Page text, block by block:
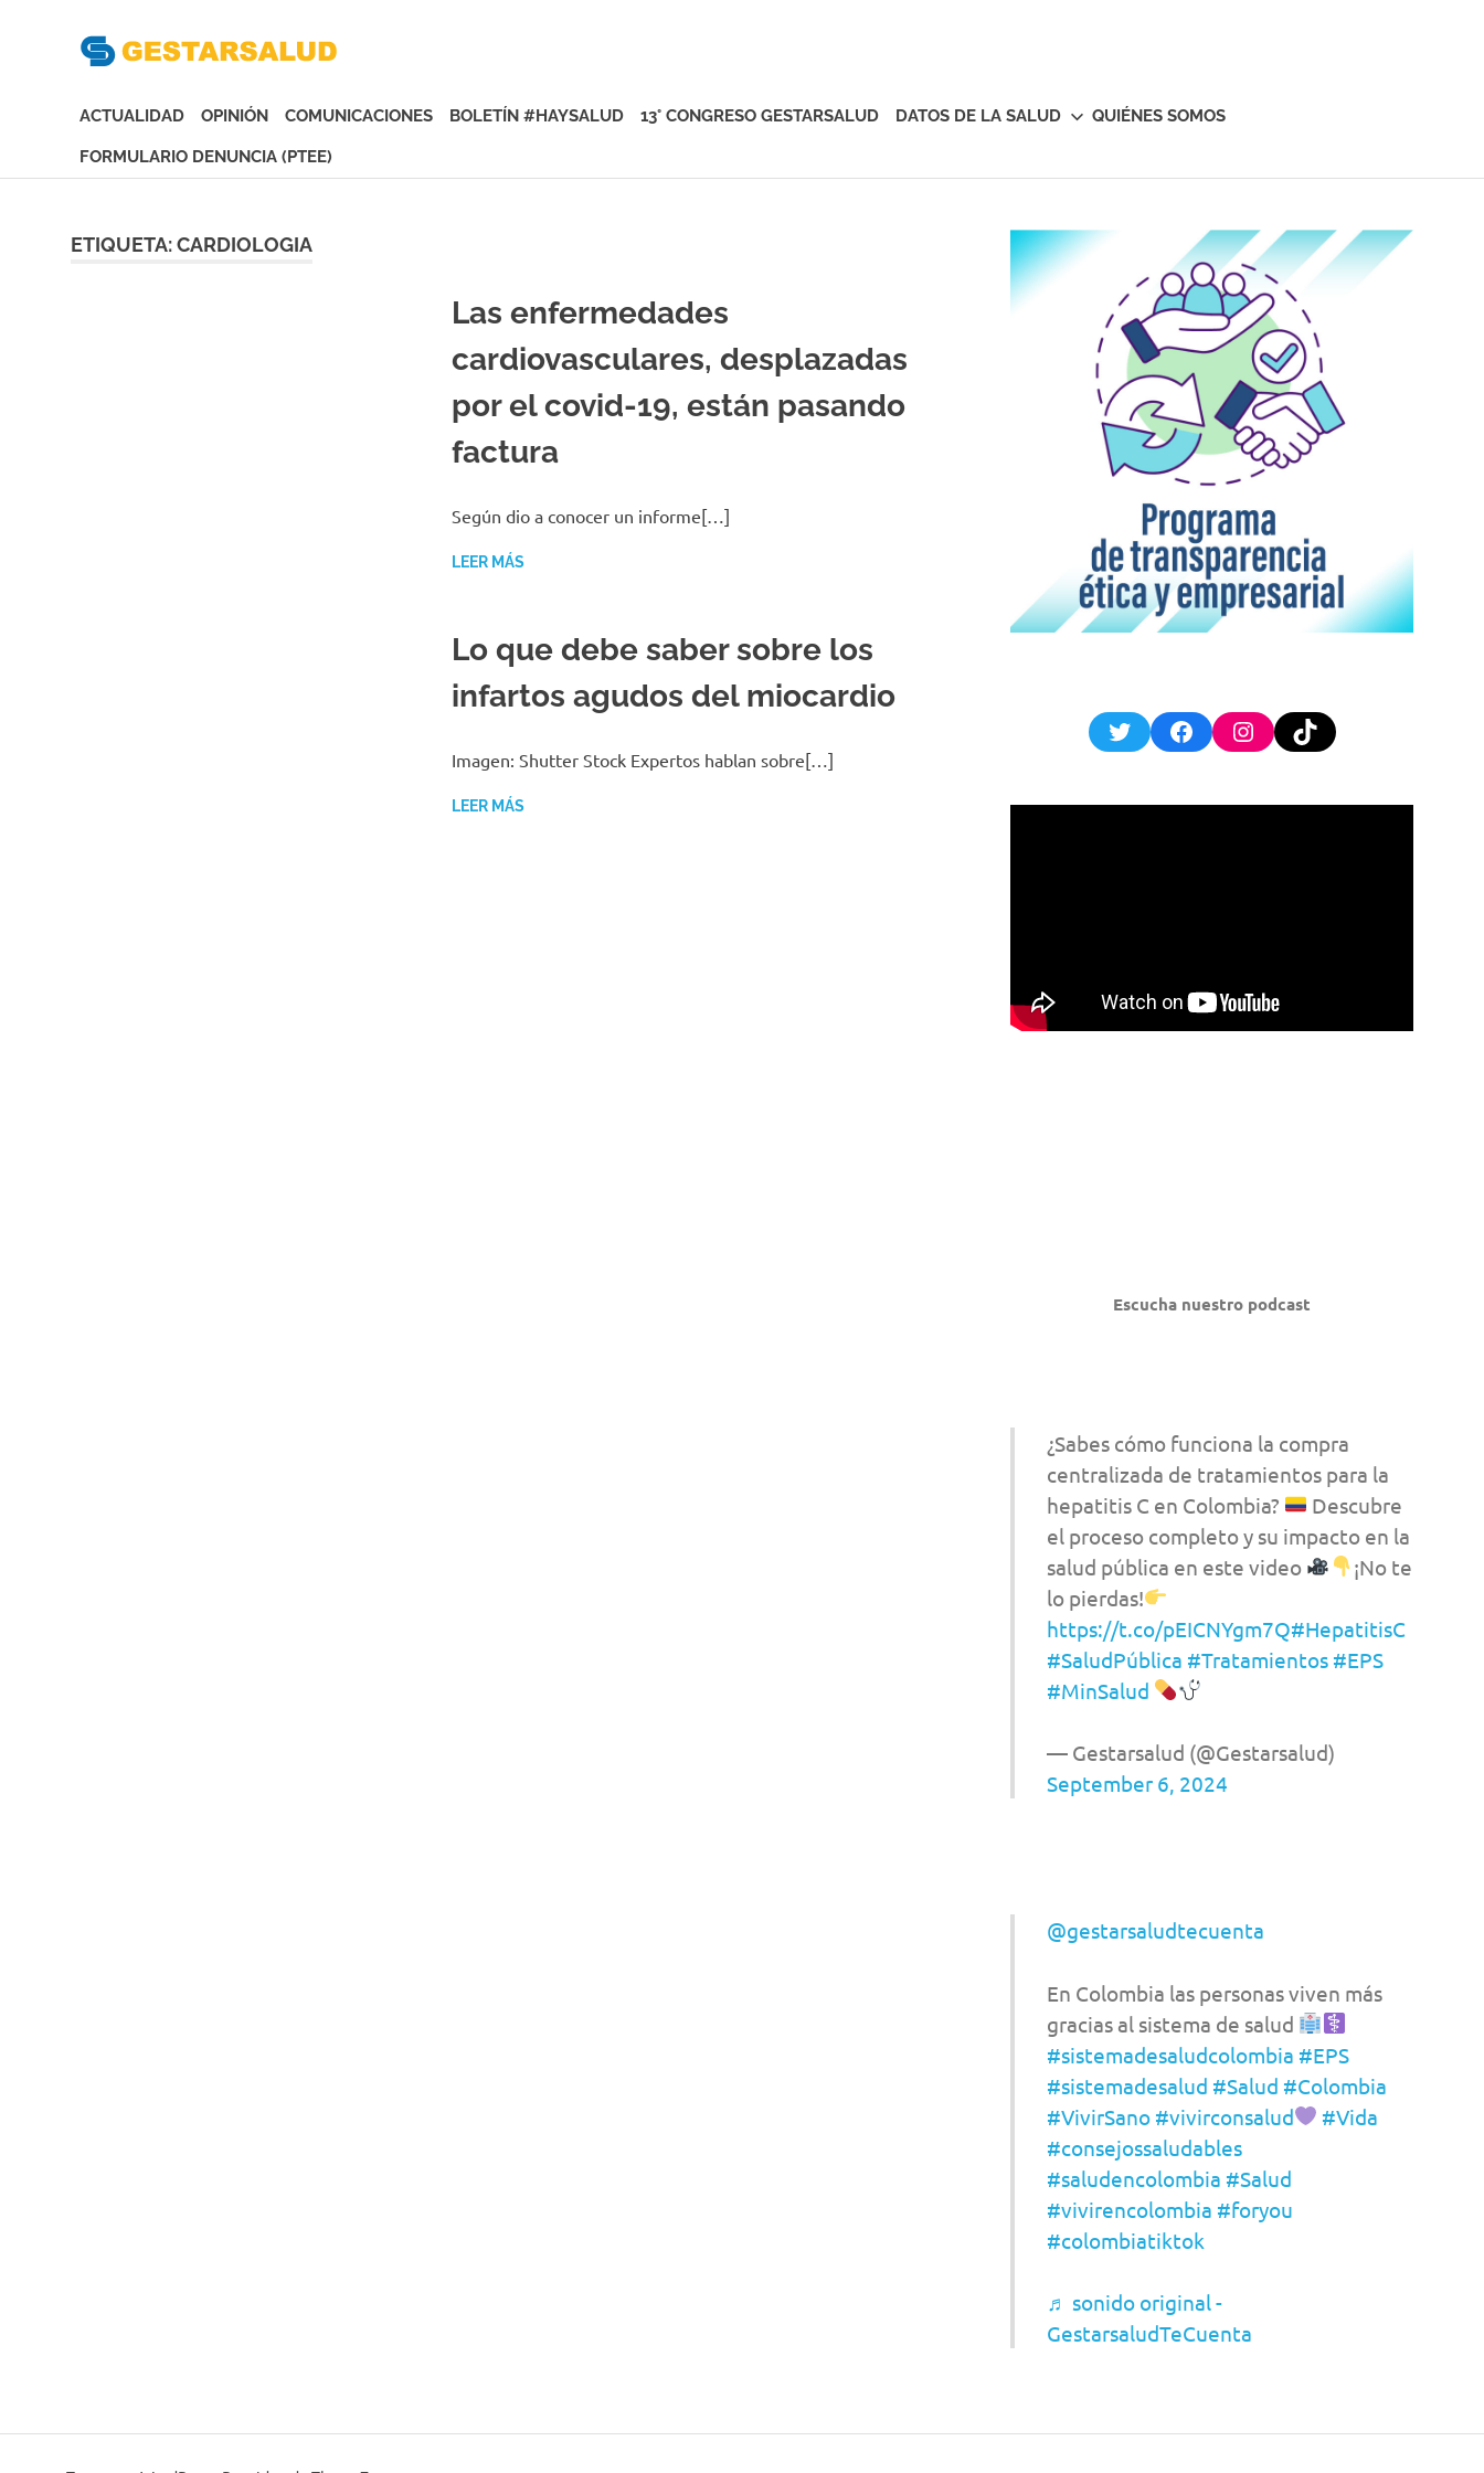
contenido
de
Gestoras
del
la
ACTUALIDAD OPINIÓN COMUNICACIONES BOLETÍN #HAYSALUD 13° CONGRESO GESTARSALUD DATOS DE LA SALUD QUIÉNES SOMOS
FORMULARIO DENUNCIA (PTEE)
ETIQUETA:CARDIOLOGIA
Las enfermedades
cardiovasculares, desplazadas
por el covid-19, están pasando
factura
Según dio a conocer un informe[…]
LEER MÁS
Lo que debe saber sobre los
infartos agudos del miocardio
Imagen: Shutter Stock Expertos hablan sobre[…]
LEER MÁS
TwitterFacebookInstagram
TikTok
Escucha nuestro podcast
¿Sabes cómo funciona la compra
centralizada de tratamientos para la
hepatitis C en Colombia?
Descubre
el proceso completo y su impacto en la
salud pública en este video
¡No te
lo pierdas!
https://t.co/pEICNYgm7Q#HepatitisC
#SaludPública #Tratamientos #EPS
#MinSalud
— Gestarsalud (@Gestarsalud)
September 6, 2024
@gestarsaludtecuenta
En Colombia las personas viven más
gracias al sistema de salud
#sistemadesaludcolombia #EPS
#sistemadesalud #Salud #Colombia
#VivirSano #vivirconsalud
#Vida
#consejossaludables
#saludencolombia #Salud
#vivirencolombia #foryou
#colombiatiktok
♬ sonido original -
GestarsaludTeCuenta